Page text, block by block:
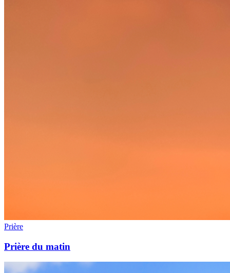
Prière
Prière du matin